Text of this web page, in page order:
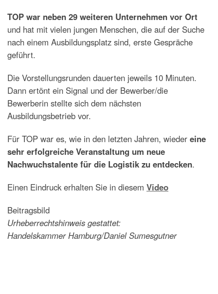
TOP war neben 29 weiteren Unternehmen vor Ort
und hat mit vielen jungen Menschen, die auf der Suche
nach einem Ausbildungsplatz sind, erste Gespräche
geführt.
Die Vorstellungsrunden dauerten jeweils 10 Minuten.
Dann ertönt ein Signal und der Bewerber/die
Bewerberin stellte sich dem nächsten
Ausbildungsbetrieb vor.
Für TOP war es, wie in den letzten Jahren, wieder eine
sehr erfolgreiche Veranstaltung um neue
Nachwuchstalente für die Logistik zu entdecken.
Einen Eindruck erhalten Sie in diesem Video
Beitragsbild
Urheberrechtshinweis gestattet:
Handelskammer Hamburg/Daniel Sumesgutner